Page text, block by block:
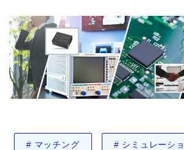
# マッチング # シミュレーシ